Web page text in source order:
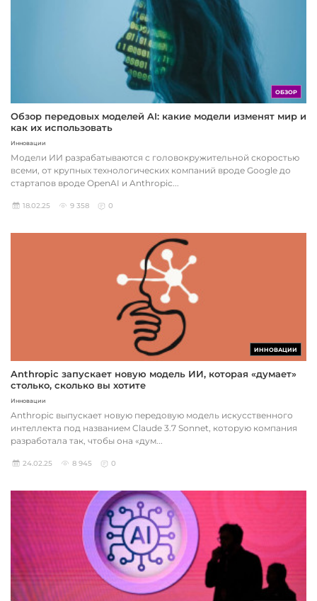
ОБЗОР
Обзор передовых моделей AI: какие модели изменят мир и
как их использовать
Инновации
Модели ИИ разрабатываются с головокружительной скоростью
всеми, от крупных технологических компаний вроде Google до
стартапов вроде OpenAI и Anthropic...
18.02.25 9 358 0
ИННОВАЦИИ
Anthropic запускает новую модель ИИ, которая «думает»
столько, сколько вы хотите
Инновации
Anthropic выпускает новую передовую модель искусственного
интеллекта под названием Claude 3.7 Sonnet, которую компания
разработала так, чтобы она «дум...
24.02.25 8 945 0